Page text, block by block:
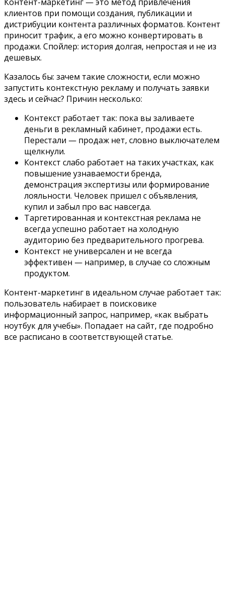
клиентов при помощи создания, публикации и
дистрибуции контента различных форматов. Контент
приносит трафик, а его можно конвертировать в
продажи. Спойлер: история долгая, непростая и не из
дешевых.
Казалось бы: зачем такие сложности, если можно
запустить контекстную рекламу и получать заявки
здесь и сейчас? Причин несколько:
Контекст работает так: пока вы заливаете
деньги в рекламный кабинет, продажи есть.
Перестали — продаж нет, словно выключателем
щелкнули.
Контекст слабо работает на таких участках, как
повышение узнаваемости бренда,
демонстрация экспертизы или формирование
лояльности. Человек пришел с объявления,
купил и забыл про вас навсегда.
Таргетированная и контекстная реклама не
всегда успешно работает на холодную
аудиторию без предварительного прогрева.
Контекст не универсален и не всегда
эффективен — например, в случае со сложным
продуктом.
Контент-маркетинг в идеальном случае работает так:
пользователь набирает в поисковике
информационный запрос, например, «как выбрать
ноутбук для учебы». Попадает на сайт, где подробно
все расписано в соответствующей статье.